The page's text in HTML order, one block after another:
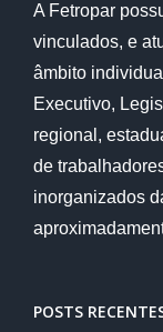
A Fetropar
vinculados, e
âmbito
Executivo,
regional,
de
inorganizados
POSTS